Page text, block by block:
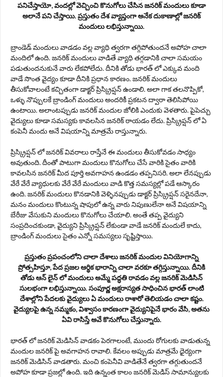
పనిచేస్తాయో, వందల్లో వెచ్చించి కొనుగోలు చేసిన జనరిక్ మందులు కూడా
అలానే పని చేస్తాయి. ప్రస్తుతం దేశ వ్యాప్తంగా అనేక దుకాణాల్లో జనరిక్
మందులు లభిస్తున్నాయి.
బ్రాండెడ్ మందులు వాడడం వల్ల వ్యాధి త్వరగా తగ్గిపోతుందనే అపోహ చాలా
మందిలో ఉంది. జనరిక్ మందులు వాడితే వ్యాధి తగ్గడానికి చాలా సమయం
పడుతుందనుకునే వారు లేకపోలేదు. దీనికి తోడు భారత్ లో ఎక్కువ మంది
వాడే సొంత వైద్యం కూడా దీనికి ప్రధాన కారణం. జనరిక్ మందులు
తీసుకోవాలంటే కచ్చితంగా డాక్టర్ ప్రిస్క్రిప్షన్ ఉండాలి. అలా గాక తలనొప్పికో,
ఒళ్ళు నొప్పులకే బ్రాండింగ్ మందులు అందరికీ ప్రకటన ద్వారా తెలిసిపోయి
ఉంటాయి. అలాంటప్పుడు జనరిక్ మందుల జోలికి ఎందుకు వెళతారు. పైపెచ్చు
వైద్యులు కూడా సమస్యకు కావలసిన జనరిక్ రాయడం లేదు. ప్రిస్క్రిప్షన్ లో ఏ
కంపెనీ మందు అనే విషయాన్ని మాత్రమే రాస్తున్నారు.
ప్రిస్క్రిప్షన్ లో జనరిక్ వివరాలు రాస్తేనే ఈ మందులు తీసుకోవడం సాధ్యం
అవుతుంది. దీంతో పాటుగా మందులు కొనుగోలు చేసే వారికి సైతం వారికి
కావలసిన జనరిక్ మీద పూర్తి అవగాహన ఉండడం తప్పనిసరి. అలా లేనప్పుడు
వేరే వేరే వ్యాధులకు వేరే వేరే మందులు వాడి కొత్త సమస్యల్లో పడే ఆస్కారం
ఉంది. జనరిక్ మందులు కొనడానికి వెళ్ళినప్పుడు డాక్టర్ ప్రిస్క్రిప్షన్ సరైనదేనా,
మనం మందులు కొంటున్న షాపులో ఉన్న వారు నిపుణులేనా అనే విషయాన్ని
బేరీజు వేసుకుని మందులు కొనుగోలు చేయాలి. అంతే తప్ప వైద్యుని
సంప్రదించకుండా, వైద్యుని ప్రిస్క్రిప్షన్ లేకుండా వాడే జనరిక్ మందులే కాదు,
బ్రాండింగ్ మందులు సైతం ఎన్నో సమస్యలు సృష్టిస్తాయి.
ప్రస్తుతం ప్రపంచంలోని చాలా దేశాలు జనరిక్ మందుల వినియోగాన్ని
ప్రోత్సహిస్తూ, పేద ప్రజల ఆర్థిక భారాన్ని చాలా వరకూ తగ్గిస్తున్నాయి. దీనికి
తోడు ఆన్ లైన్ లో మందులు అమ్మే పద్ధతి రావడం వల్ల జనరిక్ మెడిసిన్
సులభంగా లభిస్తున్నాయి. సంపూర్ణ అక్షరాస్యత సాధించిన భారత్ లాంటి
దేశాల్లోని పేదలకు వైద్యులు ఏ మందులు రాశారో తెలియడం చాలా కష్టం.
వైద్యులపై ఉన్న నమ్మకం, విశ్వాసం కారణంగా వైద్యునిపైనే భారం వేసి, అతను
ఏవి రాసిస్తే అవే కొనుగోలు చేస్తున్నారు.
భారత్ లో జనరిక్ మెడిసిన్ వాడకం పెరగాలంటే, ముందు రోగులకు వాడుతున్న
మందుల జనరిక్ పై అవగాహన రావాలి. కేవలం అప్పుడు మాత్రమే ధైర్యంగా
జనరిక్ మెడిసిన్ వాడతారు. మంచి కంపెనీవి వాడితేనే త్వరగా తగ్గుతుందనే
అపోహ కూడా ప్రజల్లో ఉంది. ఇది ఉన్నంత కాలం జనరిక్ మెడిస్ సామాన్యులకు